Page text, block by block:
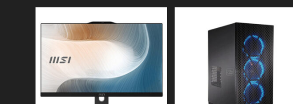
322URDF
9S6-
274URDFW
3CF09H-